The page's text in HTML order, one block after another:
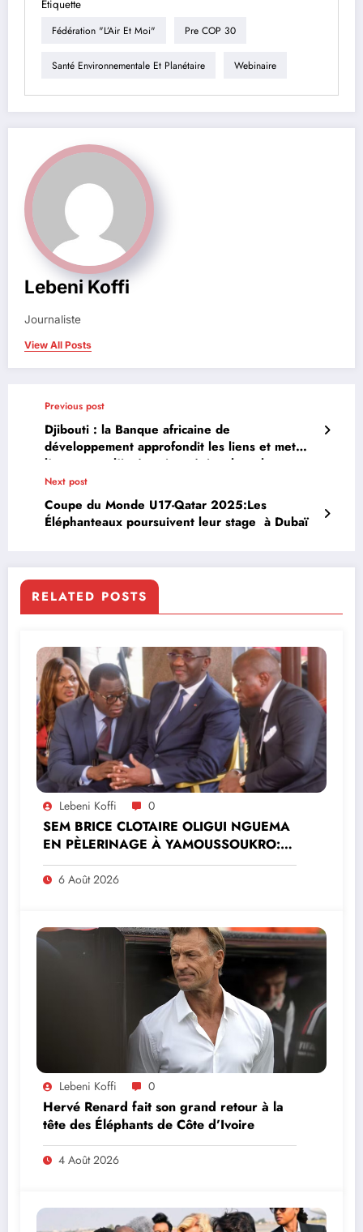
Étiquette
Fédération "L’Air Et Moi" Pre COP 30
Santé Environnementale Et Planétaire Webinaire
Lebeni Koffi
Journaliste
View All Posts
Previous post
Djibouti : la Banque africaine de
développement approfondit les liens et met
l’accent sur l’intégration régionale et les
financements innovants
Next post
Coupe du Monde U17-Qatar 2025:Les
Éléphanteaux poursuivent leur stage à Dubaï
RELATED POSTS
Lebeni Koffi 0
SEM BRICE CLOTAIRE OLIGUI NGUEMA
EN PÈLERINAGE À YAMOUSSOUKRO:LE
MINISTRE PAULIN CLAUDE DANHO
PREND PART À LA CÉRÉMONIE
6 Août 2026
Lebeni Koffi 0
Hervé Renard fait son grand retour à la
tête des Éléphants de Côte d’Ivoire
4 Août 2026